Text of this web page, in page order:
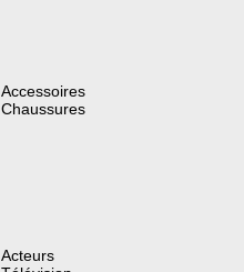
Accessoires
Chaussures
Acteurs